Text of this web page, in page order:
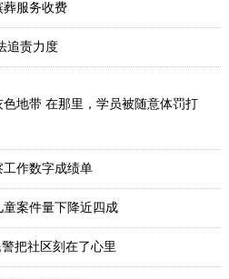
葬服务收费
追责力度
地带 在那里，学员被随意体罚打
工作数字成绩单
案件量下降近四成
把社区刻在了心里